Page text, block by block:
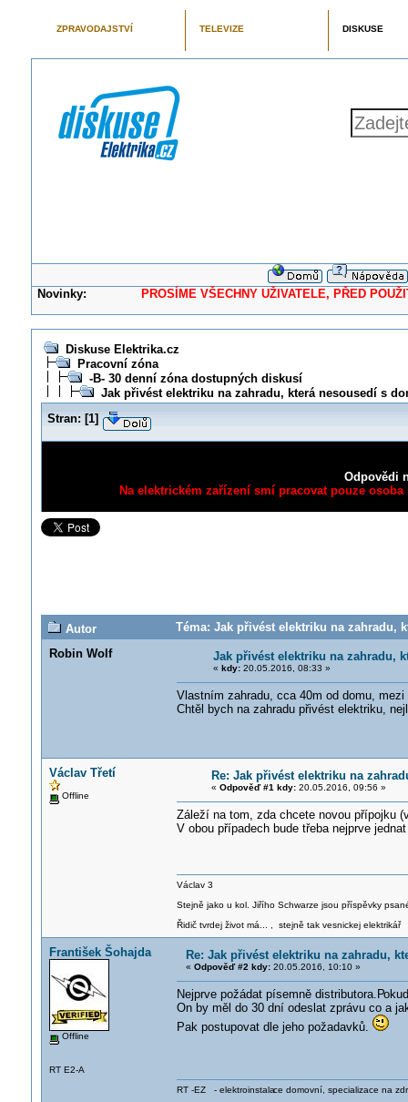
ZPRAVODAJSTVÍ TELEVIZE DISKUSE
Novinky: PROSÍME VŠECHNY UŽIVATELE, PŘED
Diskuse Elektrika.cz
Pracovní zóna
-B- 30 denní zóna dostupných diskusí
Jak přivést elektriku na zahradu, která nesousedí s
Stran: [1]
Odpovědi
Na elektrickém zařízení smí pracovat pouze
Autor
Téma: Jak přivést elektriku na zahradu,
Robin Wolf
Jak přivést elektriku na zahradu,
« kdy:20.05.2016, 08:33 »
Vlastním zahradu, cca 40m od domu,
Chtěl bych na zahradu přivést elektriku,
Václav Třetí
Offline
Re: Jak přivést elektriku na
« Odpověď #1 kdy:20.05.2016, 09:56 »
Záleží na tom, zda chcete novou přípojku
V obou případech bude třeba nejprve
Václav 3
Stejně jako u kol. Jiřího Schwarze jsou příspěvky
Řidič tvrdej život má... , stejně tak vesnickej elektrikář
František Šohajda
Offline
RT E2-A
Re: Jak přivést elektriku na zahradu,
« Odpověď #2 kdy:20.05.2016, 10:10 »
Nejprve požádat písemně distributora.P
On by měl do 30 dní odeslat zprávu co a
Pak postupovat dle jeho požadavků.
RT -EZ - elektroinstalace domovní, specializace na